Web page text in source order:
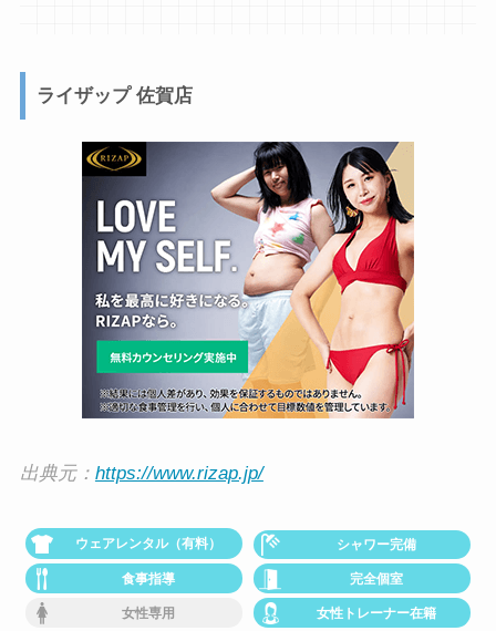
ライザップ 佐賀店
出典元： https://www.rizap.jp/
ウェアレンタル（有料） シャワー完備
食事指導 完全個室
女性専用 女性トレーナー在籍